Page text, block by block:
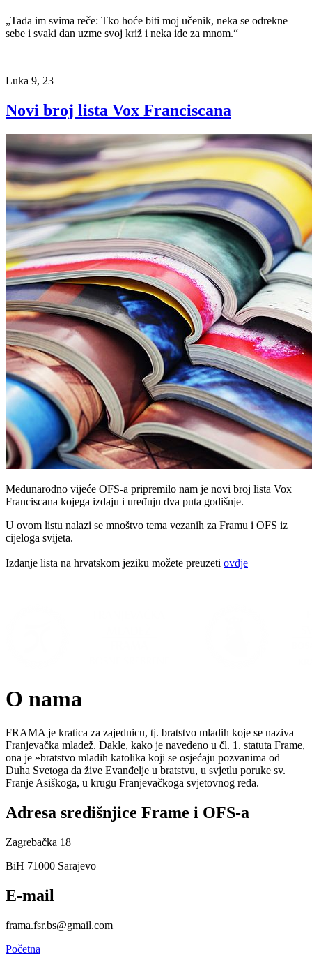
„Tada im svima reče: Tko hoće biti moj učenik, neka se odrekne
sebe i svaki dan uzme svoj križ i neka ide za mnom.“
Luka 9, 23
Novi broj lista Vox Franciscana
Međunarodno vijeće OFS-a pripremilo nam je novi broj lista Vox
Franciscana kojega izdaju i uređuju dva puta godišnje.
U ovom listu nalazi se mnoštvo tema vezanih za Framu i OFS iz
cijeloga svijeta.
Izdanje lista na hrvatskom jeziku možete preuzeti ovdje
O nama
FRAMA je kratica za zajednicu, tj. bratstvo mladih koje se naziva
Franjevačka mladež. Dakle, kako je navedeno u čl. 1. statuta Frame,
ona je »bratstvo mladih katolika koji se osjećaju pozvanima od
Duha Svetoga da žive Evanđelje u bratstvu, u svjetlu poruke sv.
Franje Asiškoga, u krugu Franjevačkoga svjetovnog reda.
Adresa središnjice Frame i OFS-a
Zagrebačka 18
BiH 71000 Sarajevo
E-mail
frama.fsr.bs@gmail.com
Početna